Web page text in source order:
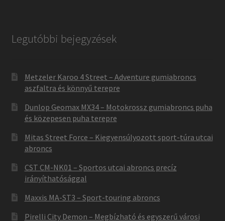
Legutóbbi bejegyzések
Metzeler Karoo 4 Street – Adventure gumiabroncs
aszfaltra és könnyű terepre
Dunlop Geomax MX34 – Motokrossz gumiabroncs puha
és közepesen puha terepre
Mitas Street Force – Kiegyensúlyozott sport-túra utcai
abroncs
CST CM-NK01 – Sportos utcai abroncs precíz
irányíthatósággal
Maxxis MA-ST3 – Sport-touring abroncs
Pirelli City Demon – Megbízható és egyszerű városi